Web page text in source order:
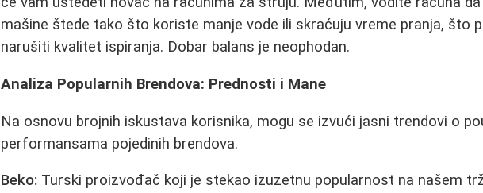
mašine štede tako što koriste manje vode ili skraćuju vreme pranja, što
narušiti kvalitet ispiranja. Dobar balans je neophodan.
Analiza Popularnih Brendova: Prednosti i Mane
Na osnovu brojnih iskustava korisnika, mogu se izvući jasni trendovi o
performansama pojedinih brendova.
Beko: Turski proizvođač koji je stekao izuzetnu popularnost na našem